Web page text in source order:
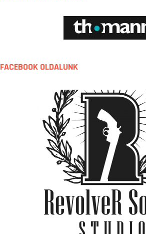
FACEBOOK OLDALUNK